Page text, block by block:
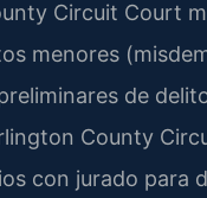
Circuit Court
menores
de
County
con jurado para